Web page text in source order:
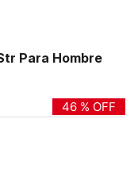
Para Hombre
46 % OFF